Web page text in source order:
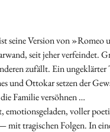
seine Version von
seit jeher verfeindet.
zufällt. Ein
und Ottokar setzen der
Familie versöhnen …
voller
tragischen Folgen. In